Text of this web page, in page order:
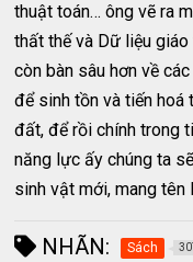
thuật toán… ông vẽ ra
thất thế và Dữ liệu giáo
còn bàn sâu hơn về
để sinh tồn và tiến
đất, để rồi chính trong
năng lực ấy chúng ta
sinh vật mới, mang tên
NHÃN: Sách